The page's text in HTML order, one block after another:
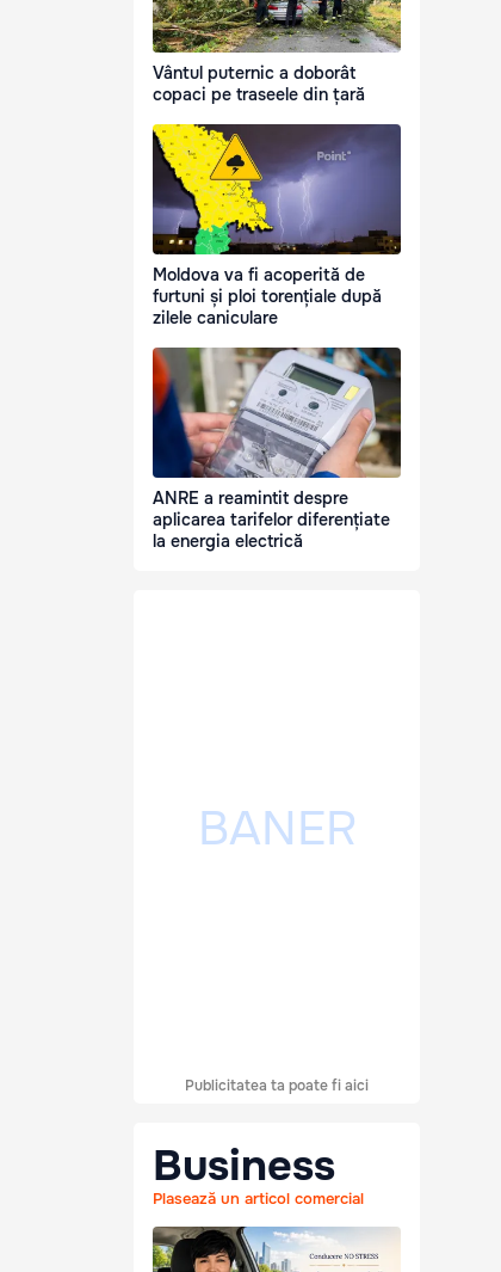
Vântul puternic a doborât
copaci pe traseele din țară
Moldova va fi acoperită de
furtuni și ploi torențiale după
zilele caniculare
ANRE a reamintit despre
aplicarea tarifelor diferențiate
la energia electrică
Publicitatea ta poate fi aici
Business
Plasează un articol comercial